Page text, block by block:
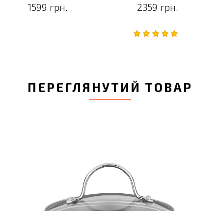
1599 грн. 2359 грн.
ПЕРЕГЛЯНУТИЙ ТОВАР